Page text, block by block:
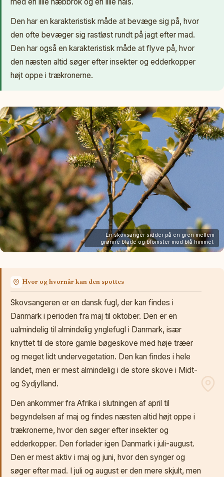
Den har en karakteristisk måde at bevæge sig på, hvor
den ofte bevæger sig rastløst rundt på jagt efter mad.
Den har også en karakteristisk måde at flyve på, hvor
den næsten altid søger efter insekter og edderkopper
højt oppe i trækronerne.
En skovsanger sidder på en gren mellem
grønne blade og blomster mod blå himmel.
Hvor og hvornår kan den spottes
Skovsangeren er en dansk fugl, der kan findes i
Danmark i perioden fra maj til oktober. Den er en
ualmindelig til almindelig ynglefugl i Danmark, især
knyttet til de store gamle bøgeskove med høje træer
og meget lidt undervegetation. Den kan findes i hele
landet, men er mest almindelig i de store skove i Midt-
og Sydjylland.
Den ankommer fra Afrika i slutningen af april til
begyndelsen af maj og findes næsten altid højt oppe i
trækronerne, hvor den søger efter insekter og
edderkopper. Den forlader igen Danmark i juli-august.
Den er mest aktiv i maj og juni, hvor den synger og
søger efter mad. I juli og august er den mere skjult, men